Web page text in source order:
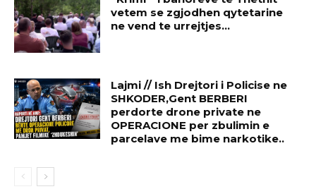
vetem se zgjodhen qytetarine
ne vend te urrejtjes…
Lajmi // Ish Drejtori i Policise ne
SHKODER,Gent BERBERI
perdorte drone private ne
OPERACIONE per zbulimin e
parcelave me bime narkotike..